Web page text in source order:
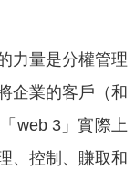
力量是分權管理
企業的客戶（和
web 3」實際上
、控制、賺取和